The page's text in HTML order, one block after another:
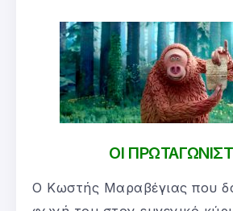
ΟΙ
Ο Κωστής Μαραβέγιας που